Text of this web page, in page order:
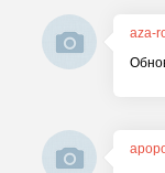
aza-